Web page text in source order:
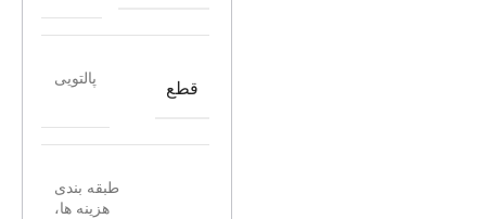
قطع
پالتویی
طبقه بندی
هزینه ها،